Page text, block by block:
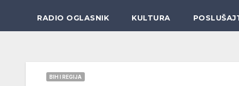
RADIO OGLASNIK KULTURA
BIH I REGIJA